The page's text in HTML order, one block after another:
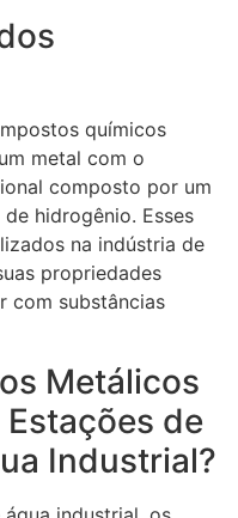
químicos
metal com o
composto por um
hidrogênio. Esses
na indústria de
propriedades
com substâncias
Metálicos
de
Industrial?